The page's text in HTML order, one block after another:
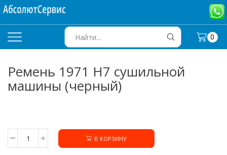
INPUT
0
Ремень 1971 H7 сушильной
машины (черный)
Количество
В КОРЗИНУ